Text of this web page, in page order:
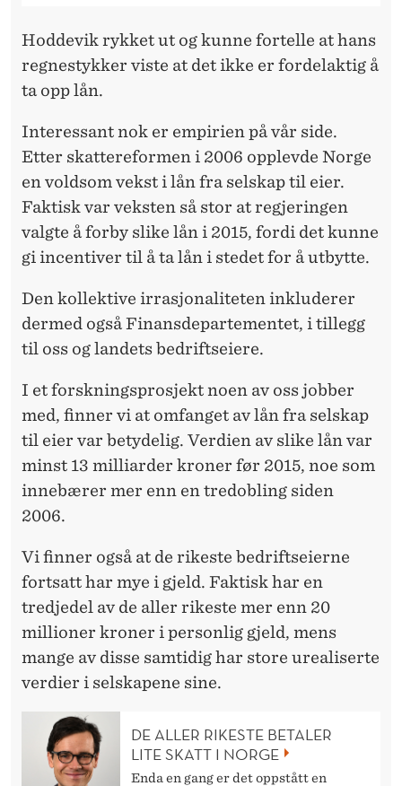
Hoddevik rykket ut og kunne fortelle at hans
regnestykker viste at det ikke er fordelaktig å
ta opp lån.
Interessant nok er empirien på vår side.
Etter skattereformen i 2006 opplevde Norge
en voldsom vekst i lån fra selskap til eier.
Faktisk var veksten så stor at regjeringen
valgte å forby slike lån i 2015, fordi det kunne
gi incentiver til å ta lån i stedet for å utbytte.
Den kollektive irrasjonaliteten inkluderer
dermed også Finansdepartementet, i tillegg
til oss og landets bedriftseiere.
I et forskningsprosjekt noen av oss jobber
med, finner vi at omfanget av lån fra selskap
til eier var betydelig. Verdien av slike lån var
minst 13 milliarder kroner før 2015, noe som
innebærer mer enn en tredobling siden
2006.
Vi finner også at de rikeste bedriftseierne
fortsatt har mye i gjeld. Faktisk har en
tredjedel av de aller rikeste mer enn 20
millioner kroner i personlig gjeld, mens
mange av disse samtidig har store urealiserte
verdier i selskapene sine.
DE ALLER RIKESTE BETALER
LITE SKATT I NORGE
Enda en gang er det oppstått en